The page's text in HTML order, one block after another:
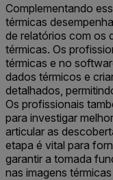
Complementando
térmicas
de relatórios com os
térmicas. Os
térmicas e no
dados térmicos e
detalhados,
Os profissionais
para investigar
articular as
etapa é vital para
garantir a tomada
nas imagens